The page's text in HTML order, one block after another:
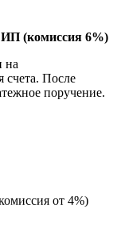
(комиссия 6%)
на
счета. После
поручение.
от 4%)